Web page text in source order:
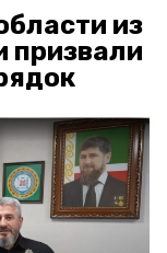
из
призвали